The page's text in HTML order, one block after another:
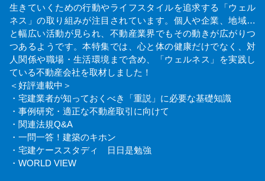
生きていくための行動やライフスタイルを追求する「ウェル
ネス」の取り組みが注目されています。個人や企業、地域…
と幅広い活動が見られ、不動産業界でもその動きが広がりつ
つあるようです。本特集では、心と体の健康だけでなく、対
人関係や職場・生活環境まで含め、「ウェルネス」を実践し
ている不動産会社を取材しました！
＜好評連載中＞
・宅建業者が知っておくべき「重説」に必要な基礎知識
・事例研究・適正な不動産取引に向けて
・関連法規Q&A
・一問一答！建築のキホン
・宅建ケーススタディ 日日是勉強
・WORLD VIEW